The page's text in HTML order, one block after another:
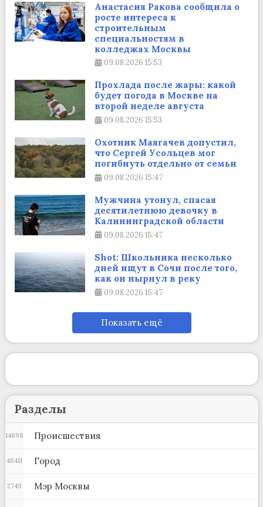
Анастасия Ракова сообщила о
росте интереса к
строительным
специальностям в
колледжах Москвы
09.08.2026 15:53
Прохлада после жары: какой
будет погода в Москве на
второй неделе августа
09.08.2026 15:53
Охотник Маягачев допустил,
что Сергей Усольцев мог
погибнуть отдельно от семьи
09.08.2026 15:47
Мужчина утонул, спасая
десятилетнюю девочку в
Калининградской области
09.08.2026 15:47
Shot: Школьника несколько
дней ищут в Сочи после того,
как он нырнул в реку
09.08.2026 15:47
Показать ещё
Разделы
Происшествия
14898
Город
48411
Мэр Москвы
2749